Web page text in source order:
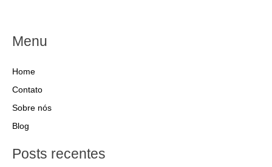
Menu
Home
Contato
Sobre nós
Blog
Posts recentes